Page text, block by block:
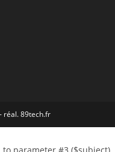
réal. 89tech.fr